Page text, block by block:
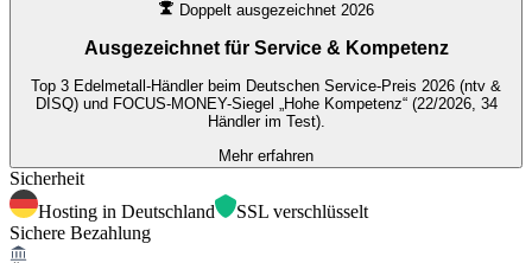
Doppelt ausgezeichnet 2026
Ausgezeichnet für Service & Kompetenz
Top 3 Edelmetall-Händler beim Deutschen Service-Preis 2026 (ntv &
DISQ) und FOCUS-MONEY-Siegel „Hohe Kompetenz“ (22/2026, 34
Händler im Test).
Mehr erfahren
Sicherheit
Hosting in Deutschland
SSL verschlüsselt
Sichere Bezahlung